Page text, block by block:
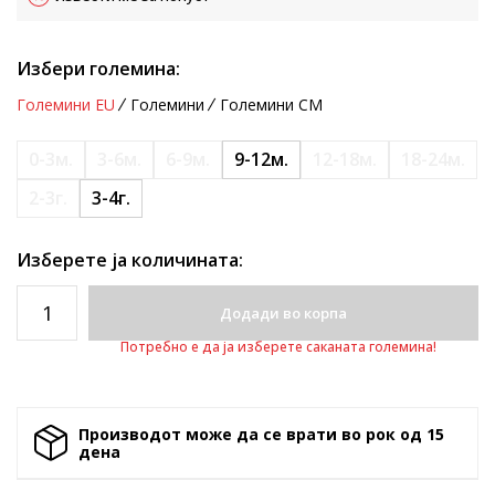
Избери големина:
Големини EU Големини Големини CM
9-12м.
3-4г.
Изберете ја количината:
Додади во корпа
Потребно е да ја изберете саканата големина!
Производот може да се врати во рок од 15
денa